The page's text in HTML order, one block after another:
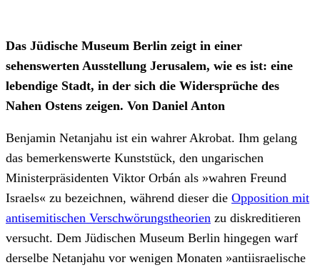
Das Jüdische Museum Berlin zeigt in einer
sehenswerten Ausstellung Jerusalem, wie es ist: eine
lebendige Stadt, in der sich die Widersprüche des
Nahen Ostens zeigen. Von Daniel Anton
Benjamin Netanjahu ist ein wahrer Akrobat. Ihm gelang
das bemerkenswerte Kunststück, den ungarischen
Ministerpräsidenten Viktor Orbán als »wahren Freund
Israels« zu bezeichnen, während dieser die Opposition mit
antisemitischen Verschwörungstheorien zu diskreditieren
versucht. Dem Jüdischen Museum Berlin hingegen warf
derselbe Netanjahu vor wenigen Monaten »antiisraelische